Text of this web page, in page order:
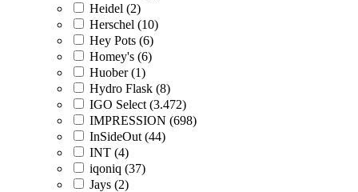
Heidel (2)
Herschel (10)
Hey Pots (6)
Homey's (6)
Huober (1)
Hydro Flask (8)
IGO Select (3.472)
IMPRESSION (698)
InSideOut (44)
INT (4)
iqoniq (37)
Jays (2)